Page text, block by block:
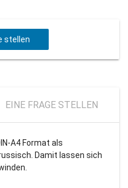
stellen
EINE FRAGE STELLEN
A4 Format als
Damit lassen sich